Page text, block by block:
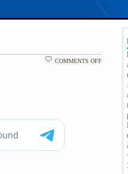
COMMENTS OFFON